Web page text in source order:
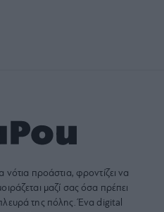
νότια προάστια, φροντίζει να
μαζί σας όσα πρέπει
πλευρά της πόλης. Ένα digital